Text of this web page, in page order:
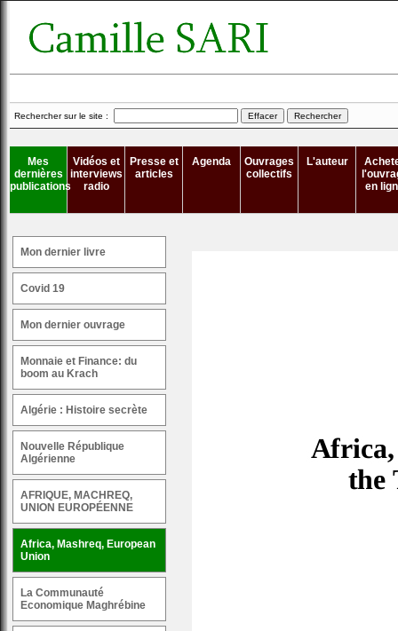
Rechercher sur le site :
Mes
dernières
publications
Vidéos et
interviews
radio
Presse et
articles
Agenda
Ouvrages
collectifs
L'auteur
en
Mon dernier livre
Covid 19
Mon dernier ouvrage
Monnaie et Finance: du
boom au Krach
Algérie : Histoire secrète
Nouvelle République
Algérienne
AFRIQUE, MACHREQ,
UNION EUROPÉENNE
Africa, Mashreq, European
Union
La Communauté
Economique Maghrébine